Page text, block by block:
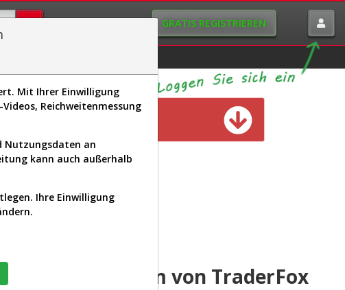
GRATIS REGISTRIEREN
verfügbar
Plattform von TraderFox
Mit Ihrer Einwilligung
Reichweitenmessung
Nutzungsdaten an
kann auch außerhalb
Ihre Einwilligung